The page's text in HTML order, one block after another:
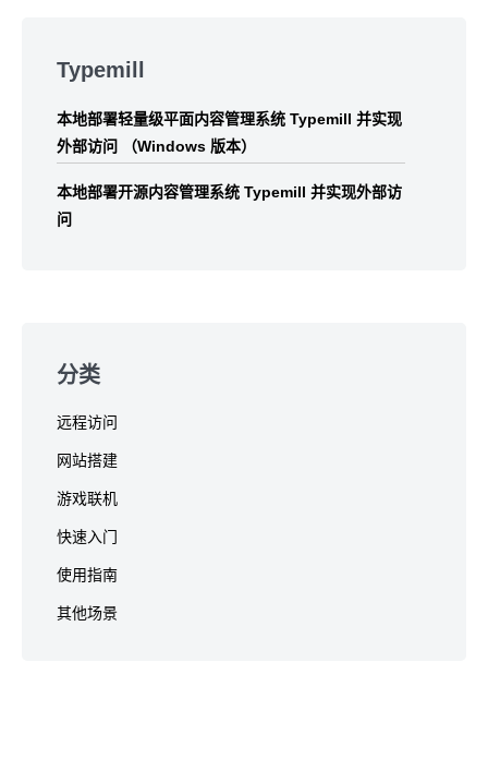
Typemill
本地部署轻量级平面内容管理系统 Typemill 并实现
外部访问 （Windows 版本）
本地部署开源内容管理系统 Typemill 并实现外部访
问
分类
远程访问
网站搭建
游戏联机
快速入门
使用指南
其他场景